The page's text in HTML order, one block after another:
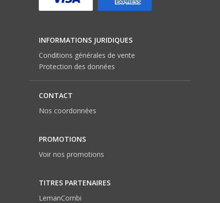
INFORMATIONS JURIDIQUES
Conditions générales de vente
Protection des données
CONTACT
Nos coordonnées
PROMOTIONS
Voir nos promotions
TITRES PARTENAIRES
LemanCombi